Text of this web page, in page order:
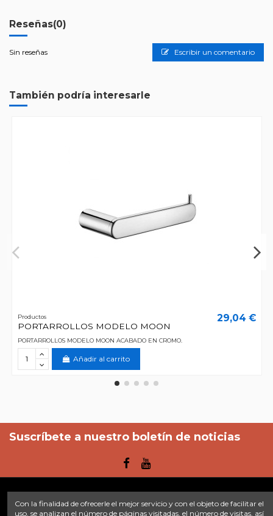
Reseñas(0)
Sin reseñas Escribir un comentario
También podría interesarle
Productos
PORTARROLLOS MODELO MOON
29,04 €
PORTARROLLOS MODELO MOON ACABADO EN CROMO.
Añadir al carrito
Suscríbete a nuestro boletín de noticias
Enlaces
Con la finalidad de ofrecerle el mejor servicio y con el objeto de facilitar el
uso, se analizan el número de páginas visitadas, el número de visitas, así